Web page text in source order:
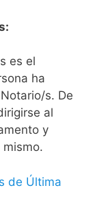
es el
ha
s. De
al
y
de Última